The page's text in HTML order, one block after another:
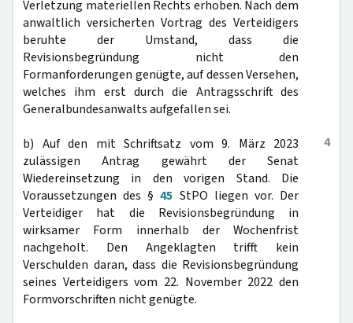
Verletzung materiellen Rechts erhoben. Nach dem
anwaltlich versicherten Vortrag des Verteidigers
beruhte der Umstand, dass die
Revisionsbegründung nicht den
Formanforderungen genügte, auf dessen Versehen,
welches ihm erst durch die Antragsschrift des
Generalbundesanwalts aufgefallen sei.
4
b) Auf den mit Schriftsatz vom 9. März 2023
zulässigen Antrag gewährt der Senat
Wiedereinsetzung in den vorigen Stand. Die
Voraussetzungen des §45 StPO liegen vor. Der
Verteidiger hat die Revisionsbegründung in
wirksamer Form innerhalb der Wochenfrist
nachgeholt. Den Angeklagten trifft kein
Verschulden daran, dass die Revisionsbegründung
seines Verteidigers vom 22. November 2022 den
Formvorschriften nicht genügte.